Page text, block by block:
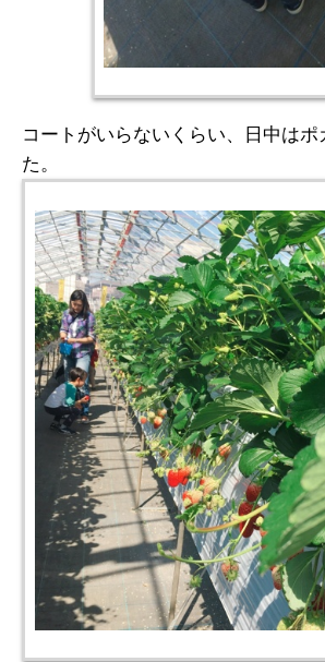
コートがいらないくらい、日中はポ
た。